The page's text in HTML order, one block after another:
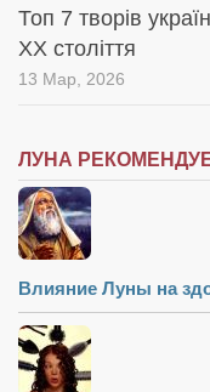
Топ 7 творів
XX століття
13 Мар, 2026
ЛУНА
Влияние Луны на